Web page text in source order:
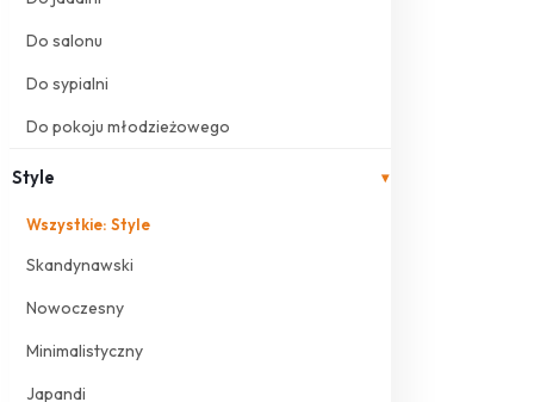
Do salonu
Do sypialni
Do pokoju młodzieżowego
Style ▾
Wszystkie: Style
Skandynawski
Nowoczesny
Minimalistyczny
Japandi